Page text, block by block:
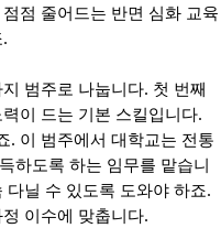
점 줄어드는 반면 심화 교육
범주로 나눕니다. 첫 번째
이 드는 기본 스킬입니다.
. 이 범주에서 대학교는 전통
하도록 하는 임무를 맡습니
닐 수 있도록 도와야 하죠.
이수에 맞춥니다.